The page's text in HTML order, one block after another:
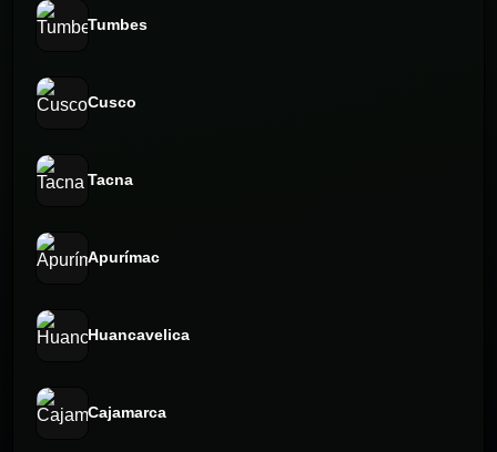
Tumbes
Cusco
Tacna
Apurímac
Huancavelica
Cajamarca